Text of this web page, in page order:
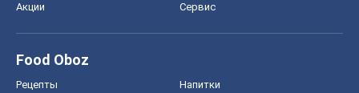
Акции Сервис
Food Oboz
Рецепты Напитки